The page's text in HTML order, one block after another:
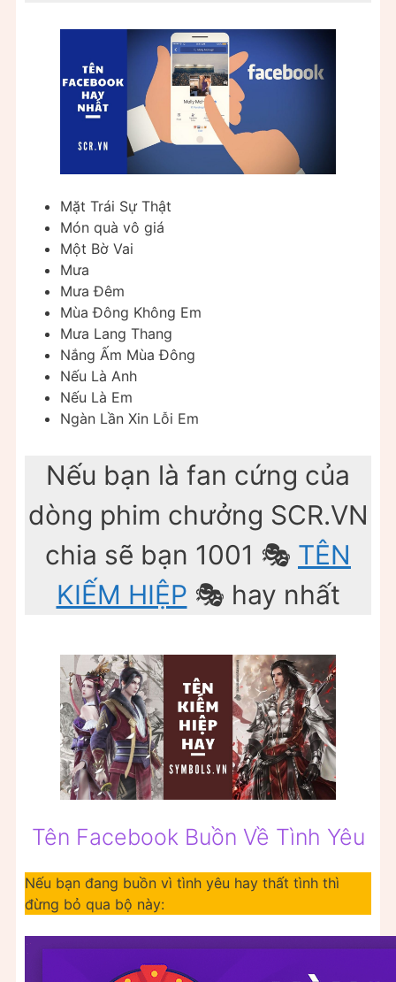
Mặt Trái Sự Thật
Món quà vô giá
Một Bờ Vai
Mưa
Mưa Đêm
Mùa Đông Không Em
Mưa Lang Thang
Nắng Ấm Mùa Đông
Nếu Là Anh
Nếu Là Em
Ngàn Lần Xin Lỗi Em
Nếu bạn là fan cứng của
dòng phim chưởng SCR.VN
chia sẽ bạn 1001 🎭 TÊN
KIẾM HIỆP 🎭 hay nhất
Tên Facebook Buồn Về Tình Yêu
Nếu bạn đang buồn vì tình yêu hay thất tình thì
đừng bỏ qua bộ này: